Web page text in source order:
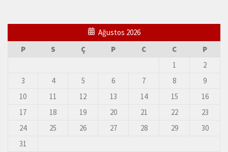
Ağustos 2026
P
S Ç P C C
P
1
2
3
4 5 6 7 8
9
10
11 12 13 14 15
16
17
18 19 20 21 22
23
24
25 26 27 28 29
30
31